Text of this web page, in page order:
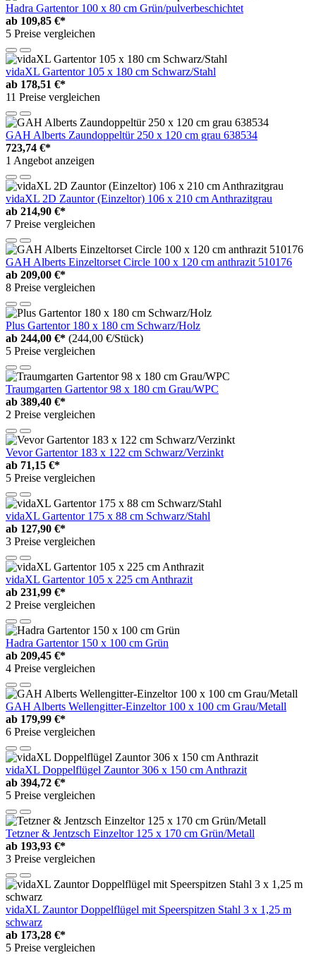
Hadra Gartentor 100 x 80 cm Grün/pulverbeschichtet
ab 109,85 €*
5 Preise vergleichen
vidaXL Gartentor 105 x 180 cm Schwarz/Stahl
ab 178,51 €*
11 Preise vergleichen
GAH Alberts Zaundoppeltür 250 x 120 cm grau 638534
723,74 €*
1 Angebot anzeigen
vidaXL 2D Zauntor (Einzeltor) 106 x 210 cm Anthrazitgrau
ab 214,90 €*
7 Preise vergleichen
GAH Alberts Einzeltorset Circle 100 x 120 cm anthrazit 510176
ab 209,00 €*
8 Preise vergleichen
Plus Gartentor 180 x 180 cm Schwarz/Holz
ab 244,00 €* (244,00 €/Stück)
5 Preise vergleichen
Traumgarten Gartentor 98 x 180 cm Grau/WPC
ab 389,40 €*
2 Preise vergleichen
Vevor Gartentor 183 x 122 cm Schwarz/Verzinkt
ab 71,15 €*
5 Preise vergleichen
vidaXL Gartentor 175 x 88 cm Schwarz/Stahl
ab 127,90 €*
3 Preise vergleichen
vidaXL Gartentor 105 x 225 cm Anthrazit
ab 231,99 €*
2 Preise vergleichen
Hadra Gartentor 150 x 100 cm Grün
ab 209,45 €*
4 Preise vergleichen
GAH Alberts Wellengitter-Einzeltor 100 x 100 cm Grau/Metall
ab 179,99 €*
6 Preise vergleichen
vidaXL Doppelflügel Zauntor 306 x 150 cm Anthrazit
ab 394,72 €*
5 Preise vergleichen
Tetzner & Jentzsch Einzeltor 125 x 170 cm Grün/Metall
ab 193,93 €*
3 Preise vergleichen
vidaXL Zauntor Doppelflügel mit Speerspitzen Stahl 3 x 1,25 m
schwarz
ab 173,28 €*
5 Preise vergleichen